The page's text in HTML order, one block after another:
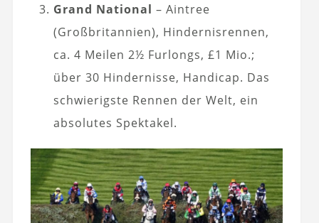
Grand National – Aintree
(Großbritannien), Hindernisrennen,
ca. 4 Meilen 2½ Furlongs, £1 Mio.;
über 30 Hindernisse, Handicap. Das
schwierigste Rennen der Welt, ein
absolutes Spektakel.